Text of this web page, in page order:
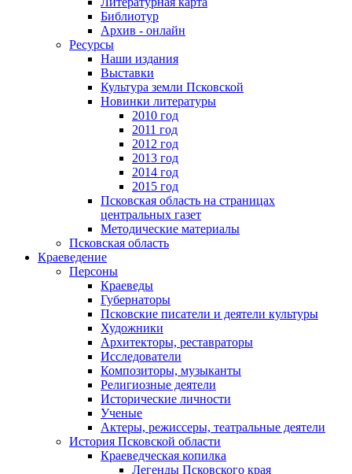
Библиотур
Архив - онлайн
Ресурсы
Наши издания
Выставки
Культура земли Псковской
Новинки литературы
2010 год
2011 год
2012 год
2013 год
2014 год
2015 год
Псковская область на страницах
центральных газет
Методические материалы
Псковская область
Краеведение
Персоны
Краеведы
Губернаторы
Псковские писатели и деятели культуры
Художники
Архитекторы, реставраторы
Исследователи
Композиторы, музыканты
Религиозные деятели
Исторические личности
Ученые
Актеры, режиссеры, театральные деятели
История Псковской области
Краеведческая копилка
Легенды Псковского края